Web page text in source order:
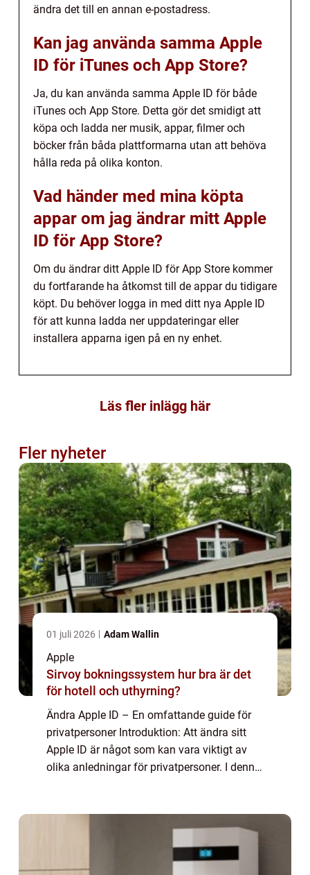
ändra det till en annan e-postadress.
Kan jag använda samma Apple
ID för iTunes och App Store?
Ja, du kan använda samma Apple ID för både
iTunes och App Store. Detta gör det smidigt att
köpa och ladda ner musik, appar, filmer och
böcker från båda plattformarna utan att behöva
hålla reda på olika konton.
Vad händer med mina köpta
appar om jag ändrar mitt Apple
ID för App Store?
Om du ändrar ditt Apple ID för App Store kommer
du fortfarande ha åtkomst till de appar du tidigare
köpt. Du behöver logga in med ditt nya Apple ID
för att kunna ladda ner uppdateringar eller
installera apparna igen på en ny enhet.
Läs fler inlägg här
Fler nyheter
01 juli 2026 Adam Wallin
Apple
Sirvoy bokningssystem hur bra är det
för hotell och uthyrning?
Ändra Apple ID – En omfattande guide för
privatpersoner Introduktion: Att ändra sitt
Apple ID är något som kan vara viktigt av
olika anledningar för privatpersoner. I denna